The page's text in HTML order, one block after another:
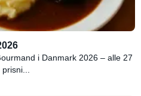
i Danmark 2026 – alle 27